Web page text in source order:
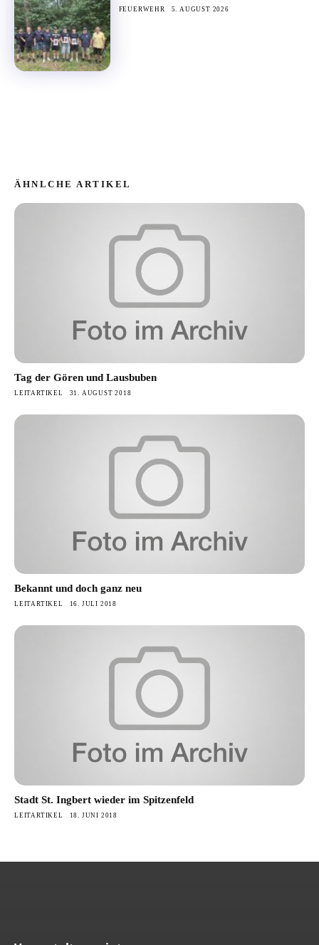
FEUERWEHR 5. AUGUST 2026
ÄHNLCHE ARTIKEL
Tag der Gören und Lausbuben
LEITARTIKEL 31. AUGUST 2018
Bekannt und doch ganz neu
LEITARTIKEL 16. JULI 2018
Stadt St. Ingbert wieder im Spitzenfeld
LEITARTIKEL 18. JUNI 2018